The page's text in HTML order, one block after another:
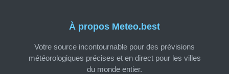
À propos Meteo.best
Votre source incontournable pour des prévisions
météorologiques précises et en direct pour les villes
du monde entier.